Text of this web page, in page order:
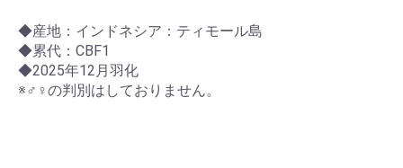
◆産地：インドネシア：ティモール島
◆累代：CBF1
◆2025年12月羽化
※♂♀の判別はしておりません。